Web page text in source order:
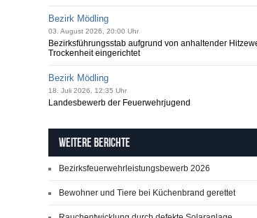
Bezirk Mödling
03. August 2026, 20:00 Uhr
Bezirksführungsstab aufgrund von anhaltender
Trockenheit eingerichtet
Bezirk Mödling
18. Juli 2026, 12:35 Uhr
Landesbewerb der Feuerwehrjugend
Weitere Berichte
Bezirksfeuerwehrleistungsbewerb 2026
Bewohner und Tiere bei Küchenbrand gerettet